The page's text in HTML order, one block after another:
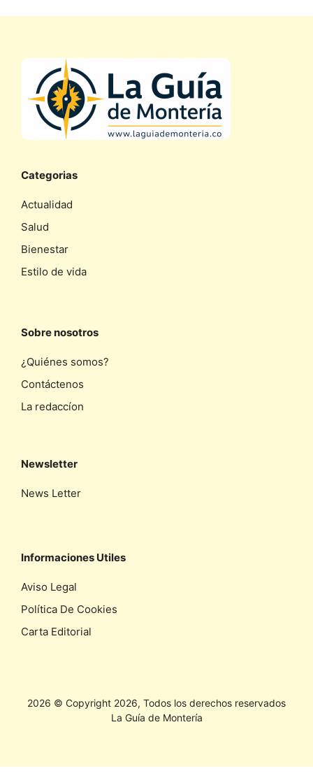
Categorias
Actualidad
Salud
Bienestar
Estilo de vida
Sobre nosotros
¿Quiénes somos?
Contáctenos
La redaccíon
Newsletter
News Letter
Informaciones Utiles
Aviso Legal
Política De Cookies
Carta Editorial
2026 © Copyright 2026, Todos los derechos reservados
La Guía de Montería